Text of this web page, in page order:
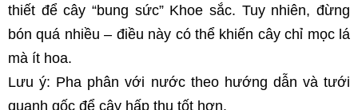
thiết để cây “bung sức” Khoe sắc. Tuy nhiên, đừng
bón quá nhiều – điều này có thể khiến cây chỉ mọc lá
mà ít hoa.
Lưu ý: Pha phân với nước theo hướng dẫn và tưới
quanh gốc để cây hấp thụ tốt hơn.